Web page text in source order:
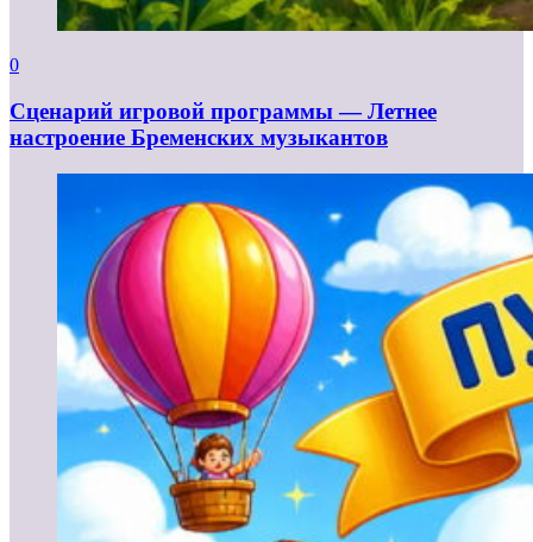
0
Сценарий игровой программы — Летнее
настроение Бременских музыкантов